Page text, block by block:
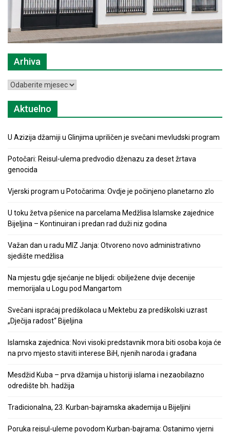
Arhiva
Arhiva
Aktuelno
U Azizija džamiji u Glinjima upriličen je svečani mevludski program
Potočari: Reisul-ulema predvodio dženazu za deset žrtava
genocida
Vjerski program u Potočarima: Ovdje je počinjeno planetarno zlo
U toku žetva pšenice na parcelama Medžlisa Islamske zajednice
Bijeljina – Kontinuiran i predan rad duži niz godina
Važan dan u radu MIZ Janja: Otvoreno novo administrativno
sjedište medžlisa
Na mjestu gdje sjećanje ne blijedi: obilježene dvije decenije
memorijala u Logu pod Mangartom
Svečani ispraćaj predškolaca u Mektebu za predškolski uzrast
„Dječija radost“ Bijeljina
Islamska zajednica: Novi visoki predstavnik mora biti osoba koja će
na prvo mjesto staviti interese BiH, njenih naroda i građana
Mesdžid Kuba – prva džamija u historiji islama i nezaobilazno
odredište bh. hadžija
Tradicionalna, 23. Kurban-bajramska akademija u Bijeljini
Poruka reisul-uleme povodom Kurban-bajrama: Ostanimo vjerni